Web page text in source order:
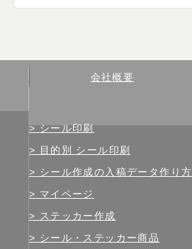
会社概要
シール印刷
目的別 シール印刷
シール作成の入稿データ作り方
マイページ
ステッカー作成
シール・ステッカー商品